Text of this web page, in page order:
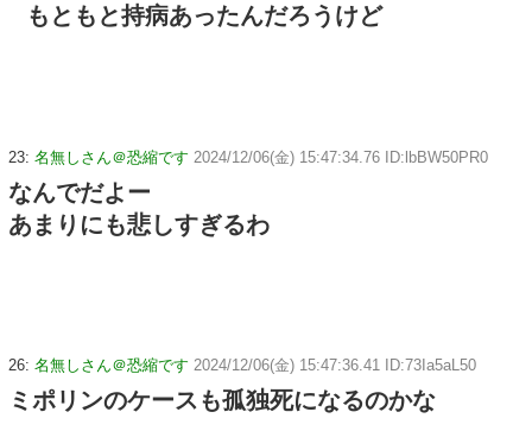
もともと持病あったんだろうけど
23: 名無しさん＠恐縮です 2024/12/06(金) 15:47:34.76 ID:lbBW50PR0
なんでだよー
あまりにも悲しすぎるわ
26: 名無しさん＠恐縮です 2024/12/06(金) 15:47:36.41 ID:73Ia5aL50
ミポリンのケースも孤独死になるのかな